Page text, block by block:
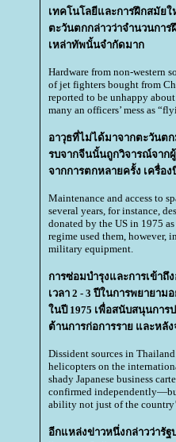
เทคโนโลยีและการฝึกสมัย
ตะวันตกกล่าวว่าจำนวนกา
เหล่าทัพนั้นจำกัดมาก
Hardware from non-western
of jet fighters bought from
reported to be unhappy
many an officers’ mess as
อาวุธที่ไม่ได้มาจากตะวันต
รบจากจีนนั้นถูกวิจารณ์จาก
จากการตกหลายครั้ง เครื่อ
Maintenance and access to
several years, for instance,
donated by the US in 1975
regime used them, however,
military equipment.
การซ่อมบำรุงและการเข้า
เวลา 2 - 3 ปีในการพยายา
นปี 1975 เพื่อสนับสนุนการ
ต้านการก่อการราย และหลั
Dissident sources in
helicopters on the
shady Japanese business
confirmed
ability not just of the
อีกแหล่งข่าวหนึ่งกล่าวว่ารัฐ